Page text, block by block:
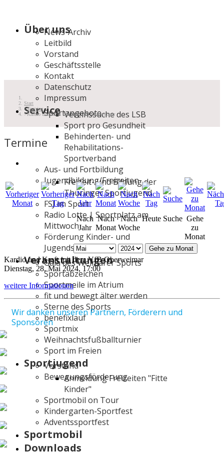
Über uns
News-Archiv
Leitbild
Vorstand
Geschäftsstelle
Kontakt
Datenschutz
Impressum
ServiceSportangebote
Vereinssuche des LSB
Sport pro Gesundheit
Behinderten- und
Rehabilitations-
Sportverband
Aus- und Fortbildung
Jugendbildung/Freizeiten
Freizeit- und Bildung der
Thüringer Sportjugend
FSJ im Sport
Radio Lotte | Sportplatz am
Mittwoch
Förderung Kinder- und
Jugendsport
Veranstaltungen
Gala des Weimarer Sports
Sportabzeichen
Sportmeile im Atrium
fit und bewegt älter werden
Sterne des Sports
benefixlauf
Sportmix
Weihnachtsfußballturnier
Sport im Freien
Sportjugend
Vorstand
Bewegungsförderung
Anmeldung Freizeiten "Fitte
Kinder"
Sportmobil on Tour
Kindergarten-Sportfest
Adventssportfest
Sportmobil
Downloads
Start
Termine
Kardio und Kraft mit dem VfB Oberweimar
Termine
Nach
Jahr
Nach
Monat
Nach
Woche
Heute Suche Gehe
zu
Monat
Gehe zu Monat
Kardio und Kraft mit dem VfB Oberweimar
Dienstag, 28. Mai 2024, 17:00
weitere Informationen
Wir danken unseren Partnern, Förderern und
Sponsoren